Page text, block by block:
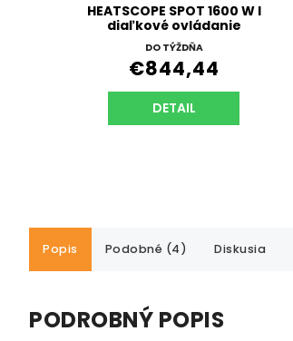
HEATSCOPE SPOT 1600 W l
diaľkové ovládanie
DO TÝŽDŇA
€844,44
DETAIL
Popis Podobné (4) Diskusia
PODROBNÝ POPIS